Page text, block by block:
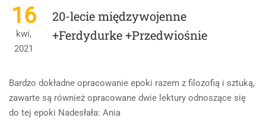
„MISTRZ
I
MAŁGORZATA”
MICHAIŁA
BUŁHAKOWA
16
kwi,
2021
20-lecie międzywojenne
+Ferdydurke +Przedwiośnie
Bardzo dokładne opracowanie epoki razem z filozofią i sztuką,
zawarte są również opracowane dwie lektury odnoszące się
do tej epoki Nadesłała: Ania